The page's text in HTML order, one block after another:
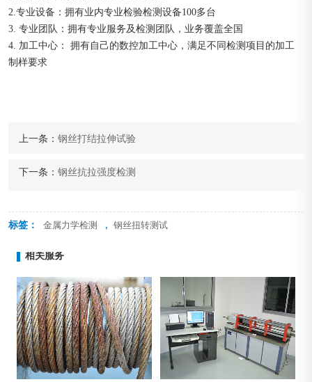
2.专业设备：拥有业内专业检验检测设备100多台
3. 专业团队：拥有专业服务及检测团队，业务覆盖全国
4. 加工中心： 拥有自己的数控加工中心，满足不同检测项目的加工
制样要求
上一条： 钢丝打结拉伸试验
下一条： 钢丝抗拉强度检测
标签： 金属力学检测 , 钢丝扭转测试
相关服务